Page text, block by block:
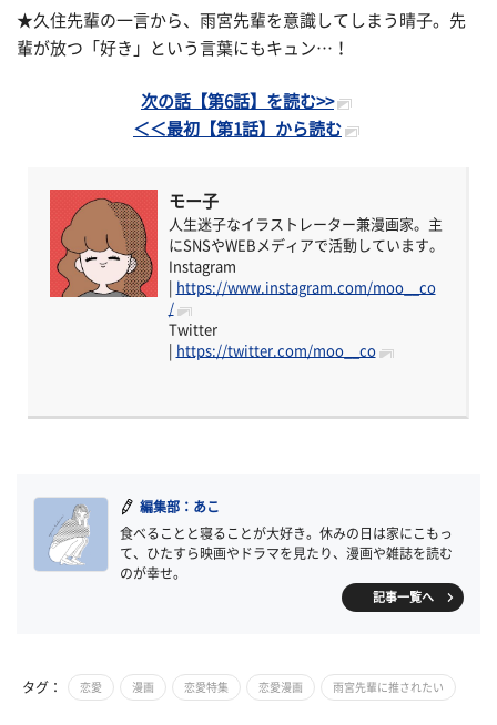
★久住先輩の一言から、雨宮先輩を意識してしまう晴子。先
輩が放つ「好き」という言葉にもキュン…！
次の話【第6話】を読む>>
＜＜最初【第1話】から読む
モー子
人生迷子なイラストレーター兼漫画家。主
にSNSやWEBメディアで活動しています。
Instagram
https://www.instagram.com/moo__co
/
Twitter
https://twitter.com/moo__co
編集部：あこ
食べることと寝ることが大好き。休みの日は家にこもっ
て、ひたすら映画やドラマを見たり、漫画や雑誌を読む
のが幸せ。
記事一覧へ
タグ： 恋愛 漫画 恋愛特集 恋愛漫画 雨宮先輩に推されたい